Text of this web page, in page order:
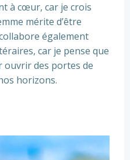
à cœur, car je crois
mérite d’être
également
car je pense que
ouvrir des portes de
horizons.